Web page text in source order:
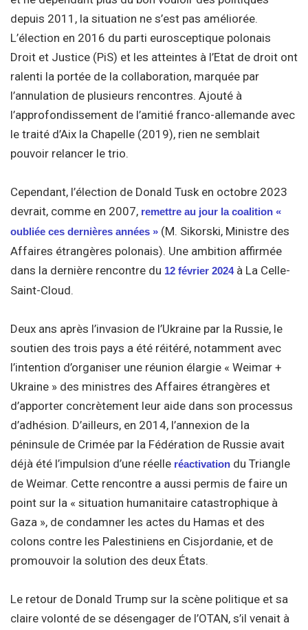
depuis 2011, la situation ne s’est pas améliorée.
L’élection en 2016 du parti eurosceptique polonais
Droit et Justice (PiS) et les atteintes à l’Etat de droit ont
ralenti la portée de la collaboration, marquée par
l’annulation de plusieurs rencontres. Ajouté à
l’approfondissement de l’amitié franco-allemande avec
le traité d’Aix la Chapelle (2019), rien ne semblait
pouvoir relancer le trio.
Cependant, l’élection de Donald Tusk en octobre 2023
devrait, comme en 2007, remettre au jour la coalition «
oubliée ces dernières années » (M. Sikorski, Ministre des
Affaires étrangères polonais). Une ambition affirmée
dans la dernière rencontre du 12 février 2024à La Celle-
Saint-Cloud.
Deux ans après l’invasion de l’Ukraine par la Russie, le
soutien des trois pays a été réitéré, notamment avec
l’intention d’organiser une réunion élargie « Weimar +
Ukraine » des ministres des Affaires étrangères et
d’apporter concrètement leur aide dans son processus
d’adhésion. D’ailleurs, en 2014, l’annexion de la
péninsule de Crimée par la Fédération de Russie avait
déjà été l’impulsion d’une réelle réactivation du Triangle
de Weimar. Cette rencontre a aussi permis de faire un
point sur la « situation humanitaire catastrophique à
Gaza », de condamner les actes du Hamas et des
colons contre les Palestiniens en Cisjordanie, et de
promouvoir la solution des deux États.
Le retour de Donald Trump sur la scène politique et sa
claire volonté de se désengager de l’OTAN, s’il venait à